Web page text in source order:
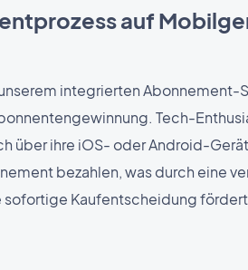
auf
integrierten Abonnement-
Tech-
über ihre iOS- oder Android-
bezahlen, was durch eine
sofortige Kaufentscheidung